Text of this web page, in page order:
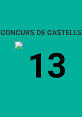
CONCURS DE CASTELLS
13